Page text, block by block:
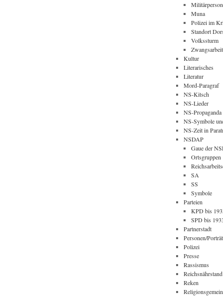
Muna
Polizei im
Standort
Volkssturm
Kultur
Literarisches
Literatur
Mord-Paragraf
NS-Kitsch
NS-Lieder
NS-Propaganda
NS-Symbole
NS-Zeit in
NSDAP
Gaue der
Ortsgruppen
SA
SS
Symbole
Parteien
KPD bis
SPD bis
Partnerstadt
Personen/
Polizei
Presse
Rassismus
Reichsnährstand
Reken